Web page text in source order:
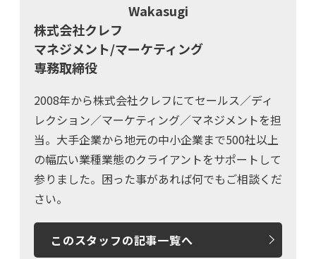
Wakasugi
株式会社クレフ
マネジメント/マーケティング
専務取締役
2008年から株式会社クレフにてセールス／ディ
レクション／マーケティング／マネジメントを担
当。大手企業から地元の中小企業まで500社以上
の幅広い業種業態のクライアントをサポートして
参りました。困った事があれば何でもご相談くだ
さい。
このスタッフの記事一覧へ